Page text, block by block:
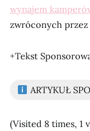
wynajem
zwróconych
+Tekst
ARTYKUŁ
(Visited 8 times, 1